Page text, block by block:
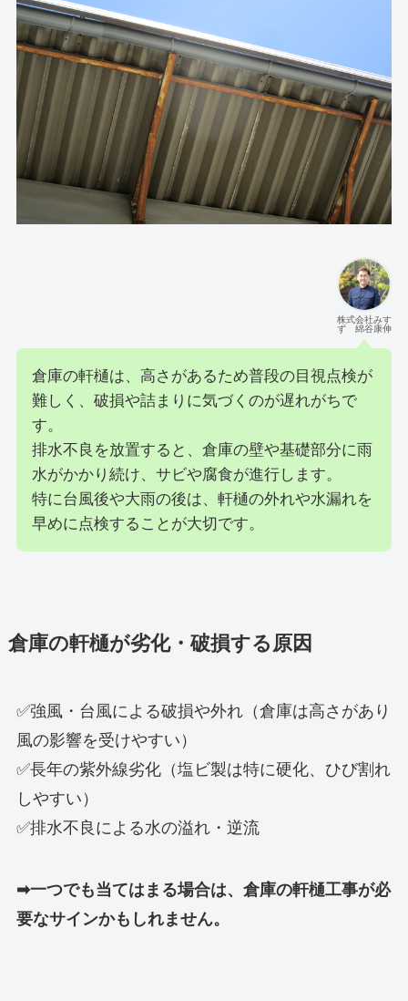
株式会社みす
ず 綿谷康伸
倉庫の軒樋は、高さがあるため普段の目視点検が
難しく、破損や詰まりに気づくのが遅れがちで
す。
排水不良を放置すると、倉庫の壁や基礎部分に雨
水がかかり続け、サビや腐食が進行します。
特に台風後や大雨の後は、軒樋の外れや水漏れを
早めに点検することが大切です。
倉庫の軒樋が劣化・破損する原因
✅強風・台風による破損や外れ（倉庫は高さがあり
風の影響を受けやすい）
✅長年の紫外線劣化（塩ビ製は特に硬化、ひび割れ
しやすい）
✅排水不良による水の溢れ・逆流
➡一つでも当てはまる場合は、倉庫の軒樋工事が必
要なサインかもしれません。